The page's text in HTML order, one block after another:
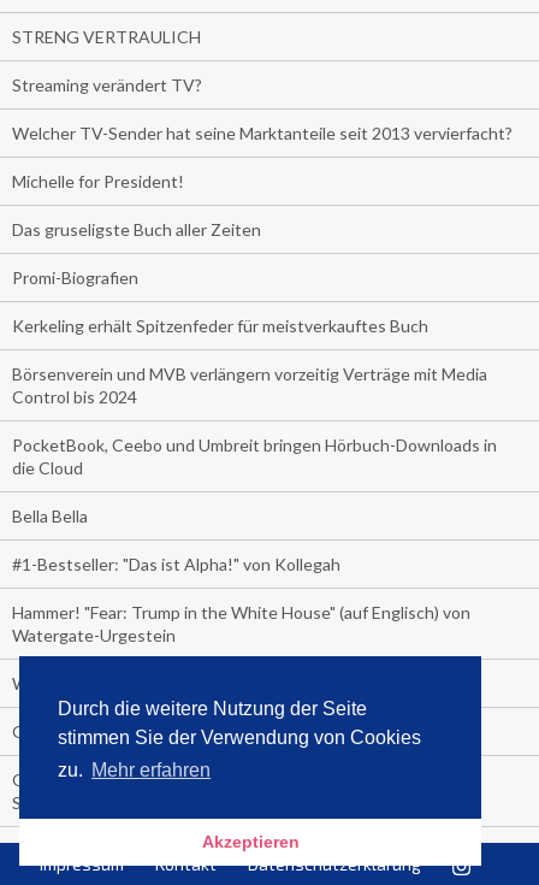
Durch die weitere Nutzung der Seite
stimmen Sie der Verwendung von Cookies
zu. Mehr erfahren
Akzeptieren
STRENG VERTRAULICH
Streaming verändert TV?
Welcher TV-Sender hat seine Marktanteile seit 2013 vervierfacht?
Michelle for President!
Das gruseligste Buch aller Zeiten
Promi-Biografien
Kerkeling erhält Spitzenfeder für meistverkauftes Buch
Börsenverein und MVB verlängern vorzeitig Verträge mit Media
Control bis 2024
PocketBook, Ceebo und Umbreit bringen Hörbuch-Downloads in
die Cloud
Bella Bella
#1-Bestseller: "Das ist Alpha!" von Kollegah
Hammer! "Fear: Trump in the White House" (auf Englisch) von
Watergate-Urgestein
Wie alt sind die TV-Zuschauer
Geisterfahrer auf Überholspur
Gegen Einsamkeit: Single-Haushalte schauen täglich fast 6
Stunden TV
Impressum Kontakt Datenschutzerklärung